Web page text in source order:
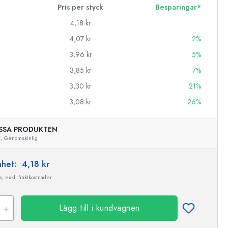
Pris per styck
Besparingar*
4,18 kr
4,07 kr
2%
3,96 kr
5%
3,85 kr
7%
3,30 kr
21%
3,08 kr 26%
PRODUKTEN
Genomskinlig
4,18 kr
exkl. fraktkostnader
Lägg till i kundvagnen